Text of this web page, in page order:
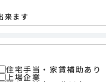
来ます
住宅手当・家賃補助あり
上場企業